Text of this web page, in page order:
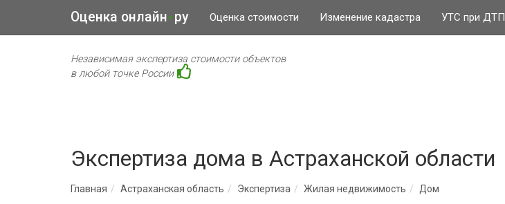
Оценка онлайн • ру Оценка стоимости Изменение кадастра УТС при ДТП
Независимая экспертиза стоимости объектов
в любой точке России
Экспертиза дома в Астраханской области
Главная Астраханская область Экспертиза Жилая недвижимость Дом